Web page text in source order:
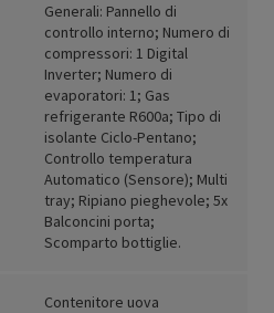
Generali: Pannello di
controllo interno; Numero di
compressori: 1 Digital
Inverter; Numero di
evaporatori: 1; Gas
refrigerante R600a; Tipo di
isolante Ciclo-Pentano;
Controllo temperatura
Automatico (Sensore); Multi
tray; Ripiano pieghevole; 5x
Balconcini porta;
Scomparto bottiglie.
Contenitore uova